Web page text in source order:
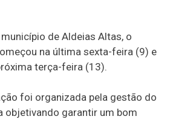
de Aldeias Altas, o
na última sexta-feira (9) e
terça-feira (13).
foi organizada pela gestão do
objetivando garantir um bom